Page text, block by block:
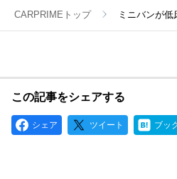
CARPRIMEトップ ミニバンが
この記事をシェアする
シェア ツイート ブッ